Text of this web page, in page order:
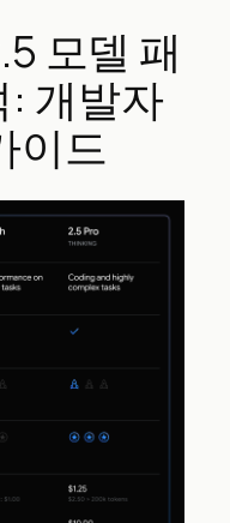
모델 패
: 개발자
이드